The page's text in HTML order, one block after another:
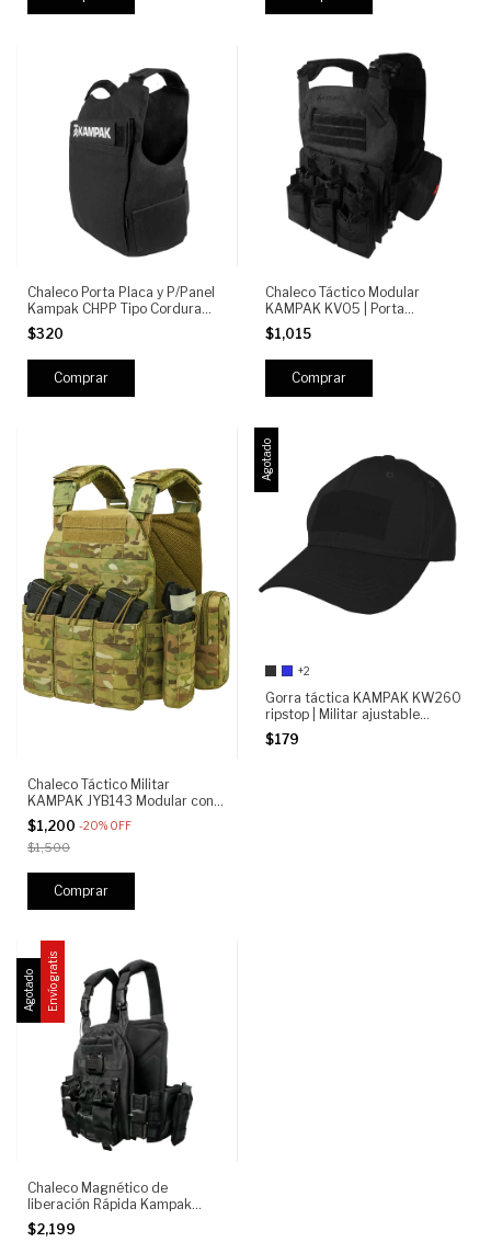
Chaleco Porta Placa y P/Panel
Kampak CHPP Tipo Cordura
Semi Repelente
$320
Chaleco Táctico Modular
KAMPAK KV05 | Porta
Cargadores MOLLE | Bolsas
Laterales Médicas | Ajustable y
Expandible
$1,015
Chaleco Táctico Militar
KAMPAK JYB143 Modular con
Placas Ajustables, Bolsas
desmontables, molle, porta
cargadores, multicam
$1,200 -20% OFF
$1,500
Agotado
+2
Gorra táctica KAMPAK KW260
ripstop | Militar ajustable
hombre mujer | resistente, área
para parches
$179
Agotado Envío gratis
Chaleco Magnético de
liberación Rápida Kampak
PJ626 Táctico Militar
$2,199